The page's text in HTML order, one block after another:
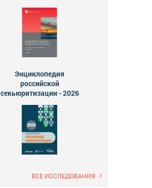
Энциклопедия
российской
секьюритизации - 2026
ВСЕ ИССЛЕДОВАНИЯ